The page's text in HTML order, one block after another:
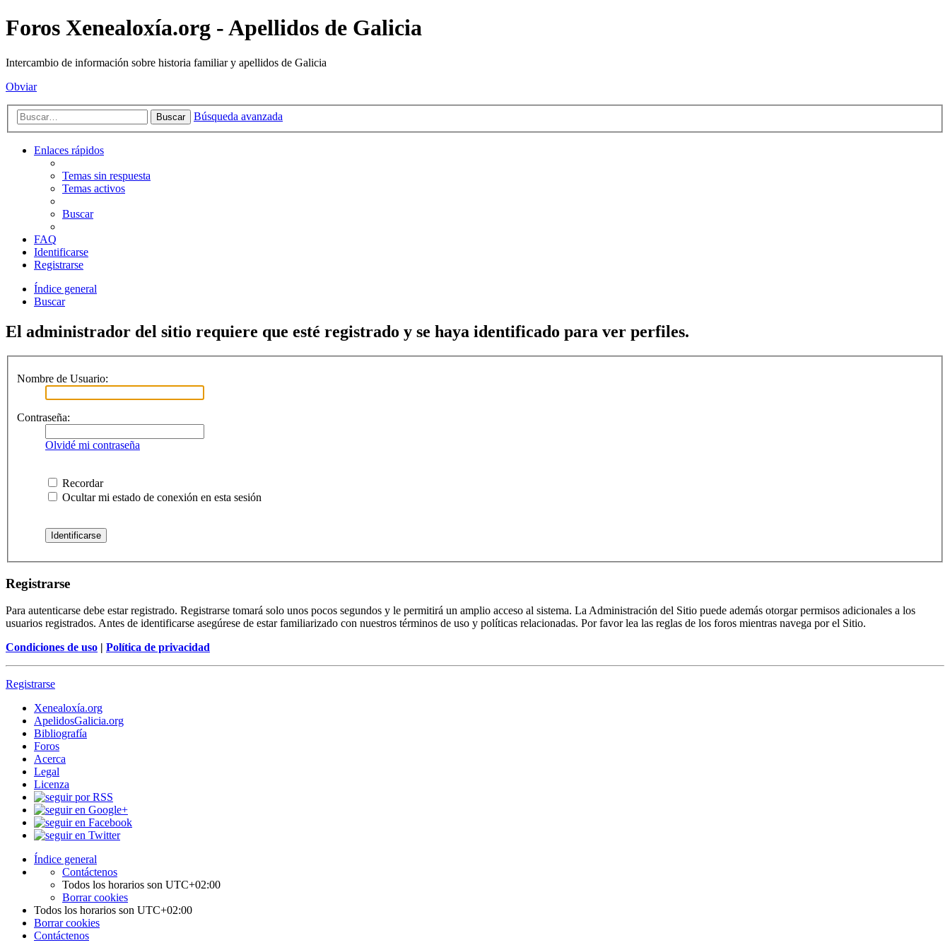
Foros Xenealoxía.org - Apellidos de Galicia
Intercambio de información sobre historia familiar y apellidos de Galicia
Obviar
Buscar Búsqueda avanzada
Enlaces rápidos
Temas sin respuesta
Temas activos
Buscar
FAQ
Identificarse
Registrarse
Índice general
Buscar
El administrador del sitio requiere que esté registrado y se haya identificado para ver perfiles.
Nombre de Usuario:
Contraseña:
Olvidé mi contraseña
Recordar
Ocultar mi estado de conexión en esta sesión
Registrarse
Para autenticarse debe estar registrado. Registrarse tomará solo unos pocos segundos y le permitirá un amplio acceso al sistema. La Administración del Sitio puede además otorgar permisos adicionales a los
usuarios registrados. Antes de identificarse asegúrese de estar familiarizado con nuestros términos de uso y políticas relacionadas. Por favor lea las reglas de los foros mientras navega por el Sitio.
Condiciones de uso | Política de privacidad
Registrarse
Xenealoxía.org
ApelidosGalicia.org
Bibliografía
Foros
Acerca
Legal
Licenza
Índice general
Contáctenos
Todos los horarios son UTC+02:00
Borrar cookies
Todos los horarios son UTC+02:00
Borrar cookies
Contáctenos